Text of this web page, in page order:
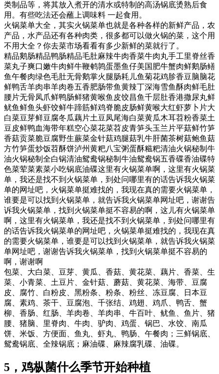
类制品等，将其放入煮开的清水或特制的高汤锅底烫熟后食
用。有些吃法还会蘸上调味料 一起食用。
火锅菜单大全，其实火锅菜单也就是各种各样的新鲜产品，农
产品，水产品还有各种肉类，很多都可以做火锅的菜，这个用
不用大全？你去菜市场看看有多少新鲜的菜就行了。
精品鹅肠精品鸭肠精品毛肚麻辣牛肉香菜牛肉丸手工里脊丝香
菜丸子爽口嫩牛肉鲜牛鞭鹌鹑蛋墨鱼仔美国肥牛蟹肉鲜鹅肠鳝
鱼午餐肉绿色毛肚无骨鹅掌火腿肠耗儿鱼菊花鸡胗香豆脑脑花
鲜鸭舌羊肉串羊肉卷五香肥肠带鱼黄辣丁深海雪鱼酥肉鲜毛肚
腰片无骨凤爪鲜鸭肠鲜猪黄喉鱼皮饺昌鱼千层肚香港撒尿丸鲜
鱿鱼鲜鱼头虾饺鲜牛蹄筋鲜鸡脊脆皮肠鲜黄喉大红虾萝卜片大
白菜豆芽鲜豆腐冬瓜藕片土豆凤尾海白菜黄瓜木耳苕粉香菜土
豆皮鲜鸭血海带年糕空心菜花菜苕皮青笋头玉兰片平菇鲜竹笋
香菇贡菜脆豆腐野生蕨菜金针菇鸡腿菇乳牛肝菌茶树菇鲍鱼菇
方竹笋蛋炒饭苕酥饼泸州黄粑八宝粥蛋酥糍粑清油火锅秘制牛
油火锅秘制全白锅清油鸳鸯锅秘制牛油鸳鸯锅五香碟香油碟特
色菜荤菜素菜小吃锅底油碟这里有火锅菜单啊，这里有火锅菜
单，我还是找不到火锅菜单，到处问哪里有的话告诉我火锅菜
单的网址吧，火锅菜单挺难找的，我现在真的需要火锅菜单，
谁要是可以找到火锅菜单，就告诉我火锅菜单网址吧，谢谢告
诉我火锅菜单，找到火锅菜单挺不容易的啊，这儿有火锅菜单
啊，这里有火锅菜单，我还是找不到火锅菜单，到处问哪里有
的话告诉我火锅菜单的网址吧，火锅菜单挺难找的，我现在真
的需要火锅菜单，谁要是可以找到火锅菜单，就告诉我火锅菜
单网址吧，谢谢告诉我火锅菜单，找到火锅菜单挺不容易的
啊，谢谢啊
包菜、大白菜、豆芽、黄瓜、香菇、黄花菜、藕片、香菜、生
菜、小青菜、土豆片、金针菇、蘑菇、黄花菜、海带、豆腐
皮、腐竹、白粉皮、黑粉条、粉条、粉丝、冻豆腐、日本豆
腐、素鸡、茶干、豆腐泡、千张结、鸡翅、鸡爪、鸭舌、蟹
柳、香肠、红肠、羊肉卷、羊肉串、牛百叶、鱿鱼、鱼片、猪
腰、猪脑、里脊肉、牛肉、驴肉、鸡蛋、锅巴、水饺、南瓜
饼、米饭、方便面、鱼丸、虾丸、鸭肠、午餐肉；三鲜锅底、
鸳鸯锅底、全辣锅底；麻油碟、麻辣腐乳碟、油碟。
5，鸡枞菌什么季节开始种植